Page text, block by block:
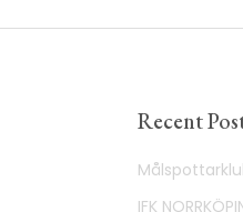
Recent
IFK